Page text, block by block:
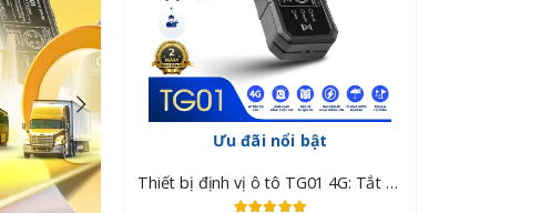
bật
Thiết bị định vị ô tô TG01 4G: Tắt máy từ xa, Chống trộm 24/7
Ưu đãi nổi bật
Thiết bị định vị ô tô TG01 4G: Tắt máy từ xa, Chống trộm 24/7